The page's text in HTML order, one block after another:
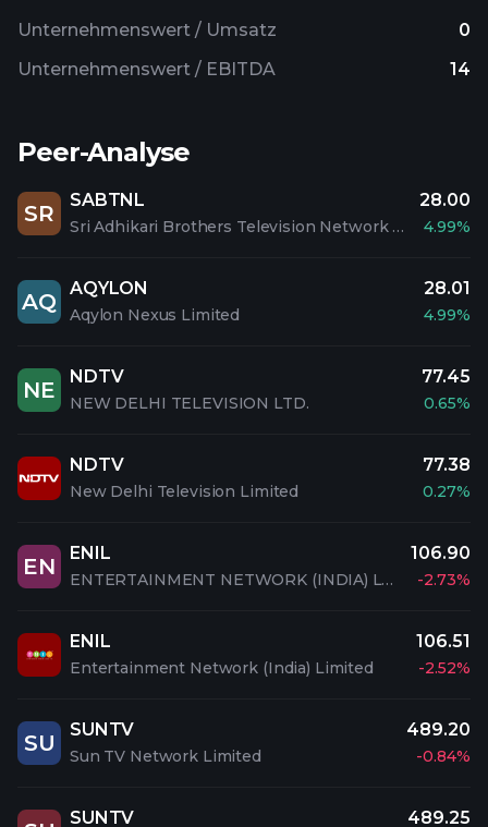
Unternehmenswert / Umsatz
0
Unternehmenswert / EBITDA
14
Peer-Analyse
SR
SABTNL
Sri Adhikari Brothers Television Network Limited
28.00
4.99%
AQ
AQYLON
Aqylon Nexus Limited
28.01
4.99%
NE
NDTV
NEW DELHI TELEVISION LTD.
77.45
0.65%
NDTV
New Delhi Television Limited
77.38
0.27%
EN
ENIL
ENTERTAINMENT NETWORK (INDIA) LTD.
106.90
-2.73%
ENIL
Entertainment Network (India) Limited
106.51
-2.52%
SU
SUNTV
Sun TV Network Limited
489.20
-0.84%
SUNTV 489.25